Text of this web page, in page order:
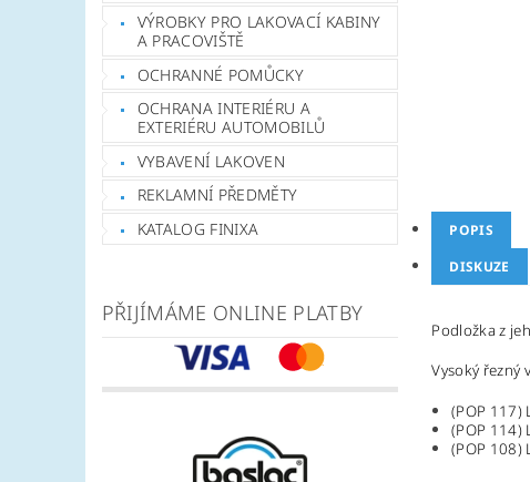
VÝROBKY PRO LAKOVACÍ KABINY
A PRACOVIŠTĚ
OCHRANNÉ POMŮCKY
OCHRANA INTERIÉRU A
EXTERIÉRU AUTOMOBILŮ
VYBAVENÍ LAKOVEN
REKLAMNÍ PŘEDMĚTY
KATALOG FINIXA
PŘIJÍMÁME ONLINE PLATBY
POPIS
DISKUZE
Podložka z
Vysoký řezný
(POP 117)
(POP 114)
(POP 108)